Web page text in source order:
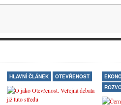
HLAVNÍ ČLÁNEK OTEVŘENOST